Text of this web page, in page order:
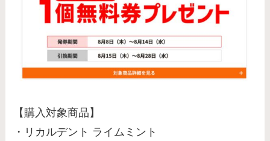
【購入対象商品】
・リカルデント ライムミント